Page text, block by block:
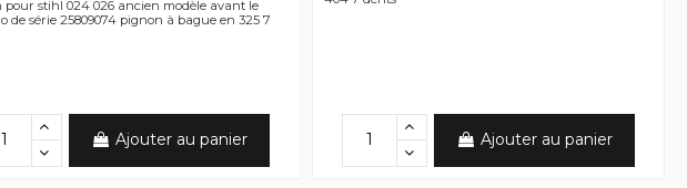
pour stihl 024 026 ancien modèle avant le
de série 25809074 pignon à bague en 325 7
Ajouter au panier Ajouter au panier